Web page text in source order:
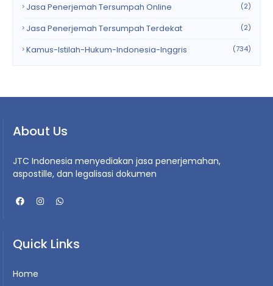
Jasa Penerjemah Tersumpah Online (2)
Jasa Penerjemah Tersumpah Terdekat (2)
Kamus-Istilah-Hukum-Indonesia-Inggris (734)
About Us
JTC Indonesia menyediakan jasa penerjemahan,
aspostille, dan legalisasi dokumen
Quick Links
Home